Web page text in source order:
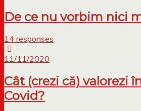
De ce nu vorbim nici
14 responses
11/11/2020
Cât (crezi că) valorezi
Covid?